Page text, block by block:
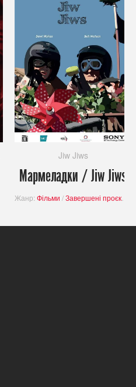
Пригоди/ Війна
Jiw Jiws
Мармеладки / Jiw Jiws
Жанр: Фільми /Завершені проєкти